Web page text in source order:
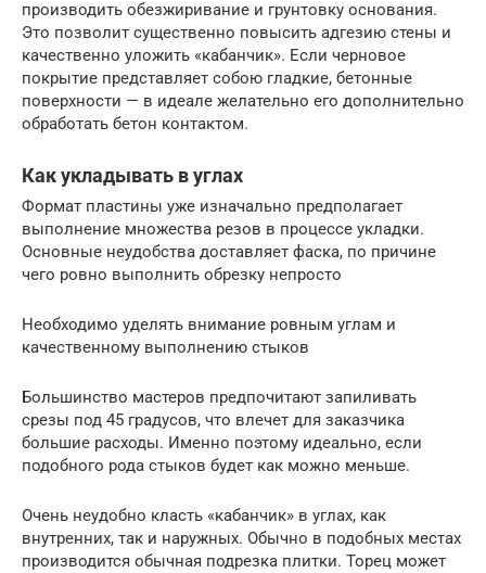
производить обезжиривание и грунтовку основания.
Это позволит существенно повысить адгезию стены и
качественно уложить «кабанчик». Если черновое
покрытие представляет собою гладкие, бетонные
поверхности — в идеале желательно его дополнительно
обработать бетон контактом.
Как укладывать в углах
Формат пластины уже изначально предполагает
выполнение множества резов в процессе укладки.
Основные неудобства доставляет фаска, по причине
чего ровно выполнить обрезку непросто
Необходимо уделять внимание ровным углам и
качественному выполнению стыков
Большинство мастеров предпочитают запиливать
срезы под 45 градусов, что влечет для заказчика
большие расходы. Именно поэтому идеально, если
подобного рода стыков будет как можно меньше.
Очень неудобно класть «кабанчик» в углах, как
внутренних, так и наружных. Обычно в подобных местах
производится обычная подрезка плитки. Торец может